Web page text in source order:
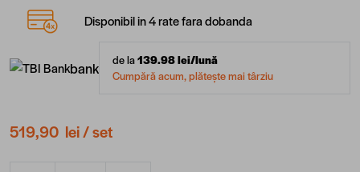
Disponibil in 4 rate fara dobanda
bank de la139.98lei/lună
Cumpără acum, plătește mai târziu
519,90 lei/ set